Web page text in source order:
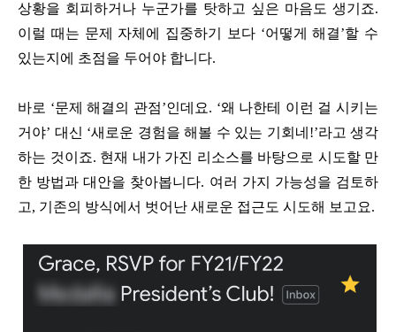
상황을 회피하거나 누군가를 탓하고 싶은 마음도 생기죠.
이럴 때는 문제 자체에 집중하기 보다 ‘어떻게 해결’할 수
있는지에 초점을 두어야 합니다.
바로 ‘문제 해결의 관점’인데요. ‘왜 나한테 이런 걸 시키는
거야’ 대신 ‘새로운 경험을 해볼 수 있는 기회네!’라고 생각
하는 것이죠. 현재 내가 가진 리소스를 바탕으로 시도할 만
한 방법과 대안을 찾아봅니다. 여러 가지 가능성을 검토하
고, 기존의 방식에서 벗어난 새로운 접근도 시도해 보고요.